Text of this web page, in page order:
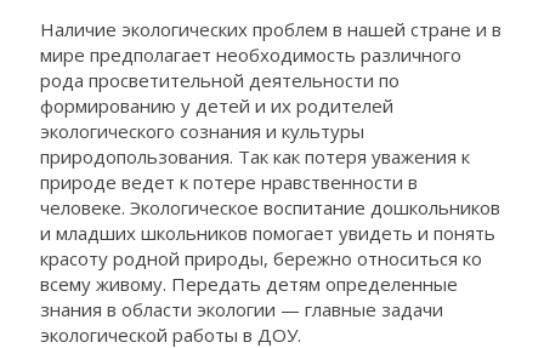
Наличие экологических проблем в нашей стране и в
мире предполагает необходимость различного
рода просветительной деятельности по
формированию у детей и их родителей
экологического сознания и культуры
природопользования. Так как потеря уважения к
природе ведет к потере нравственности в
человеке. Экологическое воспитание дошкольников
и младших школьников помогает увидеть и понять
красоту родной природы, бережно относиться ко
всему живому. Передать детям определенные
знания в области экологии — главные задачи
экологической работы в ДОУ.